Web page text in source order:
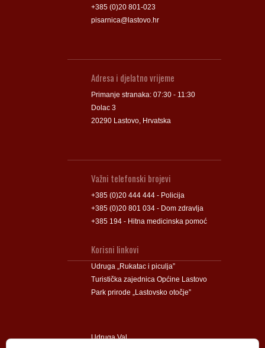
+385 (0)20 801-023
pisarnica@lastovo.hr
Adresa i djelatno vrijeme
Primanje stranaka: 07:30 - 11:30
Dolac 3
20290 Lastovo, Hrvatska
Važni telefonski brojevi
+385 (0)20 444 444 - Policija
+385 (0)20 801 034 - Dom zdravlja
+385 194 - Hitna medicinska pomoć
Korisni linkovi
Udruga „Rukatac i piculja”
Turistička zajednica Općine Lastovo
Park prirode „Lastovsko otočje”
Udruga Val